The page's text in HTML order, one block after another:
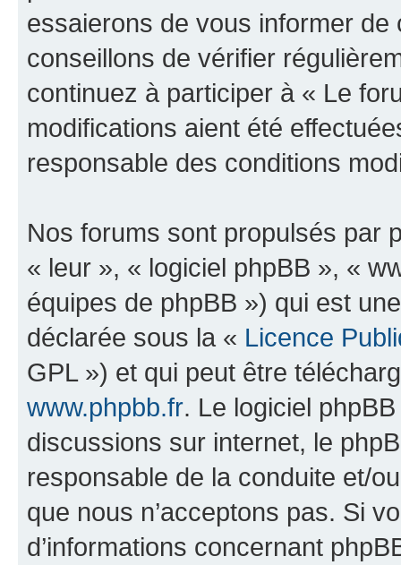
essaierons de vous informer
conseillons de vérifier
continuez à participer à « Le
modifications aient été
responsable des conditions
Nos forums sont propulsés par
« leur », « logiciel phpBB », «
équipes de phpBB ») qui est
déclarée sous la « Licence
GPL ») et qui peut être
www.phpbb.fr. Le logiciel
discussions sur internet, le
responsable de la conduite et/
que nous n’acceptons pas. Si
d’informations concernant